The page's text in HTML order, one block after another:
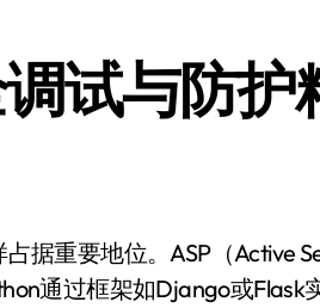
性能瓶颈试与防护
通过框架如Django或Flask